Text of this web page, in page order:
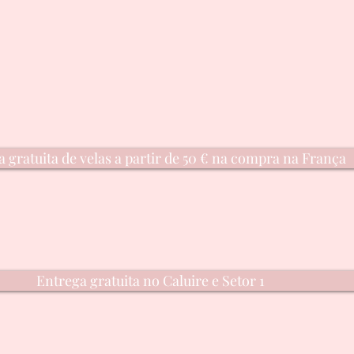
gratuita de velas a partir de 50 € na compra na França
Entrega gratuita no Caluire e Setor 1